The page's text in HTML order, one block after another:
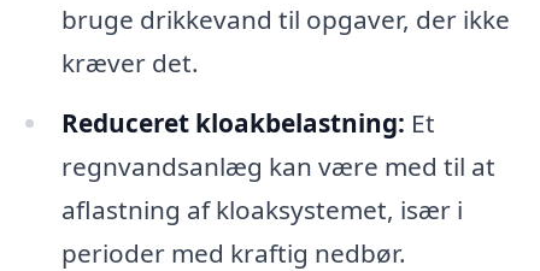
bruge drikkevand til opgaver, der ikke
kræver det.
Reduceret kloakbelastning: Et
regnvandsanlæg kan være med til at
aflastning af kloaksystemet, især i
perioder med kraftig nedbør.